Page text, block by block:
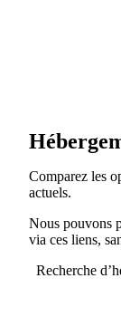
Comparez les
actuels.
Nous pouvons
via ces liens,
Recherche